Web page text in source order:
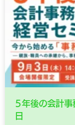
５年後の会計
日